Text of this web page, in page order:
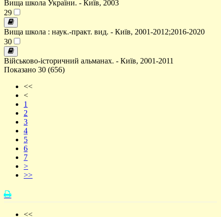
Вища школа України. - Київ, 2003
29
Вища школа : наук.-практ. вид. - Київ, 2001-2012;2016-2020
30
Військово-історичний альманах. - Київ, 2001-2011
Показано 30 (656)
<<
<
1
2
3
4
5
6
7
>
>>
<<